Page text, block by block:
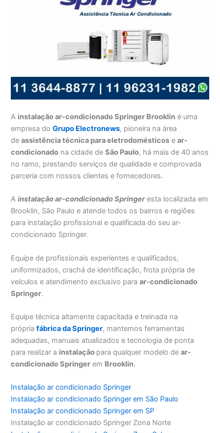
A instalação ar-condicionado Springer Brooklin é uma
empresa doGrupo Electronews, pioneira na área
deassistência técnica para eletrodomésticos ear-
condicionado na cidade deSão Paulo, há mais de 40 anos
no ramo, prestando serviços de qualidade e comprovada
parceria com nossos clientes e fornecedores.
Ainstalação ar-condicionado Springeresta localizada em
Brooklin, São Paulo e atende todos os bairros e regiões
para instalação profissional e qualificada do seu ar-
condicionado Springer.
Equipe de profissionais experientes e qualificados,
uniformizados, crachá de identificação, frota própria de
veículos e atendimento exclusivo paraar-condicionado
Springer.
Equipe técnica altamente capacitada e treinada na
própriafábrica da Springer, mantemos ferramentas
adequadas, manuais atualizados e tecnologia de ponta
para realizar a instalação para qualquer modelo dear-
condicionado Springer em Brooklin.
Instalação ar condicionado Springer
Instalação ar condicionado Springer em São Paulo
Instalação ar condicionado Springer em SP
Instalação ar condicionado Springer Zona Norte